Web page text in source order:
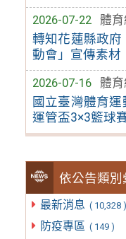
2026-07-22
體育
轉知花蓮縣政
動會」宣傳素材
2026-07-16
體育
國立臺灣體育
運管盃3×3籃球賽
依公告類別
最新消息 ( 10,328 )
防疫專區 ( 149 )